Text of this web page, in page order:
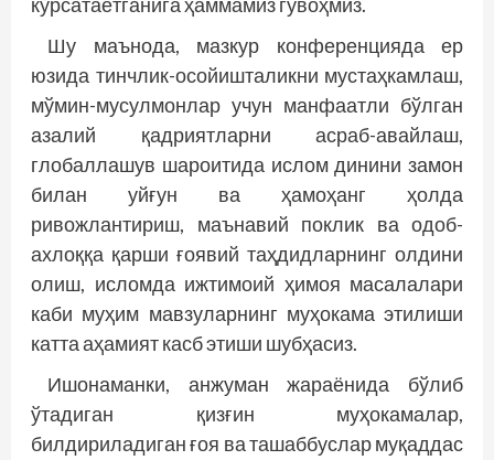
Шу маънода, мазкур конференцияда ер
юзида тинчлик-осойишталикни мустаҳкамлаш,
мўмин-мусулмонлар учун манфаатли бўлган
азалий қадриятларни асраб-авайлаш,
глобаллашув шароитида ислом динини замон
билан уйғун ва ҳамоҳанг ҳолда
ривожлантириш, маънавий поклик ва одоб-
ахлоққа қарши ғоявий таҳдидларнинг олдини
олиш, исломда ижтимоий ҳимоя масалалари
каби муҳим мавзуларнинг муҳокама этилиши
катта аҳамият касб этиши шубҳасиз.
Ишонаманки, анжуман жараёнида бўлиб
ўтадиган қизғин муҳокамалар,
билдириладиган ғоя ва ташаббуслар муқаддас